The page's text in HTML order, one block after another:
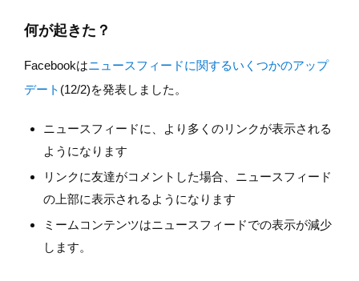
何が起きた？
Facebookはニュースフィードに関するいくつかのアップ
デート (12/2)を発表しました。
ニュースフィードに、より多くのリンクが表示される
ようになります
リンクに友達がコメントした場合、ニュースフィード
の上部に表示されるようになります
ミームコンテンツはニュースフィードでの表示が減少
します。